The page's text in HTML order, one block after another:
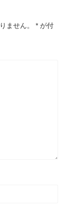
ません。 * が付